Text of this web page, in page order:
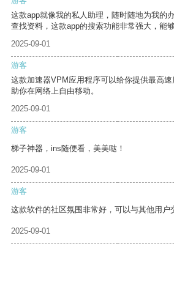
这款app就像我的私人助理，随时随地为我的
查找资料，这款app的搜索功能非常强大，能
2025-09-01
游客
这款加速器VPM应用程序可以给你提供最高
助你在网络上自由移动。
2025-09-01
游客
梯子神器，ins随便看，美美哒！
2025-09-01
游客
这款软件的社区氛围非常好，可以与其他用户
2025-09-01